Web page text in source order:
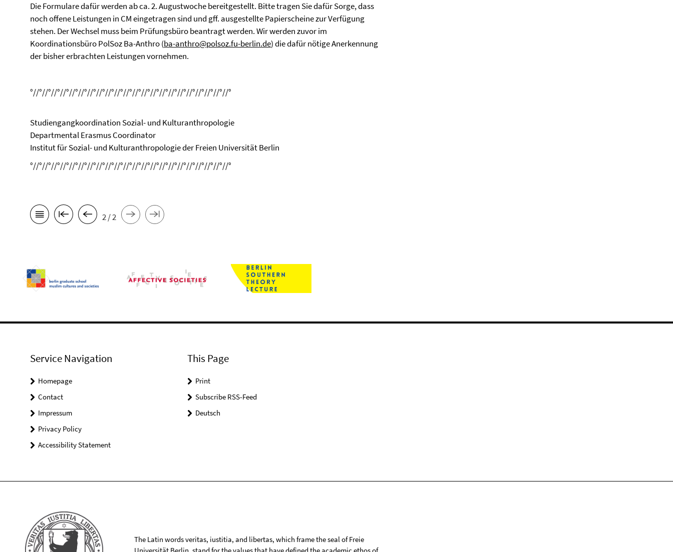
Die Formulare dafür werden ab ca. 2. Augustwoche bereitgestellt. Bitte tragen Sie dafür Sorge, dass
noch offene Leistungen in CM eingetragen sind und gff. ausgestellte Papierscheine zur Verfügung
stehen. Der Wechsel muss beim Prüfungsbüro beantragt werden. Wir werden zuvor im
Koordinationsbüro PolSoz Ba-Anthro (ba-anthro@polsoz.fu-berlin.de) die dafür nötige Anerkennung
der bisher erbrachten Leistungen vornehmen.
°//°//°//°//°//°//°//°//°//°//°//°//°//°//°//°//°//°//°//°//°//°//°
Studiengangkoordination Sozial- und Kulturanthropologie
Departmental Erasmus Coordinator
Institut für Sozial- und Kulturanthropologie der Freien Universität Berlin
°//°//°//°//°//°//°//°//°//°//°//°//°//°//°//°//°//°//°//°//°//°//°
2 / 2
Service Navigation
Homepage
Contact
Impressum
Privacy Policy
Accessibility Statement
This Page
Print
Subscribe RSS-Feed
Deutsch
The Latin words veritas, iustitia, and libertas, which frame the seal of Freie